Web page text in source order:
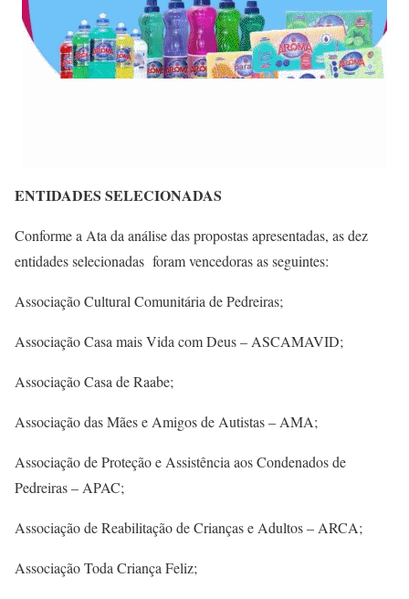
ENTIDADES SELECIONADAS
Conforme a Ata da análise das propostas apresentadas, as dez
entidades selecionadas foram vencedoras as seguintes:
Associação Cultural Comunitária de Pedreiras;
Associação Casa mais Vida com Deus – ASCAMAVID;
Associação Casa de Raabe;
Associação das Mães e Amigos de Autistas – AMA;
Associação de Proteção e Assistência aos Condenados de
Pedreiras – APAC;
Associação de Reabilitação de Crianças e Adultos – ARCA;
Associação Toda Criança Feliz;